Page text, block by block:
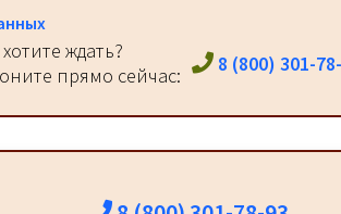
ждать?
прямо сейчас:
8 (800) 301-